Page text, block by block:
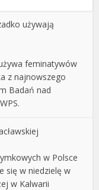
używają
feminatywów
z najnowszego
Badań nad
w Polsce
się w niedzielę w
w Kalwarii